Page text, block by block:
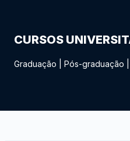
CURSOS
Graduação Pós-graduação